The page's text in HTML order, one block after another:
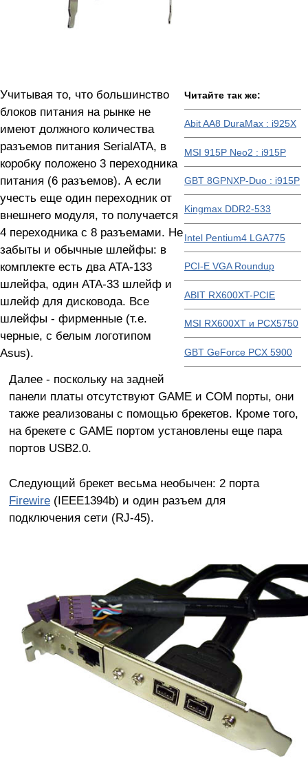
Читайте так же:
Abit AA8 DuraMax : i925X
MSI 915P Neo2 : i915P
GBT 8GPNXP-Duo : i915P
Kingmax DDR2-533
Intel Pentium4 LGA775
PCI-E VGA Roundup
ABIT RX600XT-PCIE
MSI RX600XT и PCX5750
GBT GeForce PCX 5900
Учитывая то, что большинство
блоков питания на рынке не
имеют должного количества
разъемов питания SerialATA, в
коробку положено 3 переходника
питания (6 разъемов). А если
учесть еще один переходник от
внешнего модуля, то получается
4 переходника с 8 разъемами. Не
забыты и обычные шлейфы: в
комплекте есть два ATA-133
шлейфа, один ATA-33 шлейф и
шлейф для дисковода. Все
шлейфы - фирменные (т.е.
черные, с белым логотипом
Asus).
Далее - поскольку на задней
панели платы отсутствуют GAME и COM порты, они
также реализованы с помощью брекетов. Кроме того,
на брекете с GAME портом установлены еще пара
портов USB2.0.
Следующий брекет весьма необычен: 2 порта
Firewire(IEEE1394b) и один разъем для
подключения сети (RJ-45).